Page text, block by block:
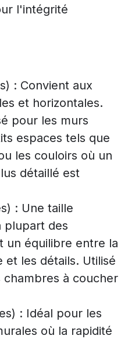
l'intégrité
: Convient aux
et horizontales.
pour les murs
espaces tels que
les couloirs où un
détaillé est
: Une taille
plupart des
un équilibre entre la
les détails. Utilisé
chambres à coucher
: Idéal pour les
où la rapidité